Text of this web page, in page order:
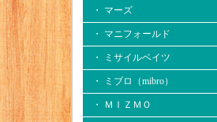
・ マーズ
・ マニフォールド
・ ミサイルベイツ
・ ミブロ（mibro）
・ ＭＩＺＭＯ